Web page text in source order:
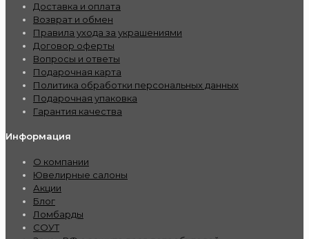
Доставка и оплата
Возврат и обмен
Правила ухода за украшениями
Договор оферты
Вопросы и ответы
Подарочная карта
Политика обработки персональных данных
Подарочная упаковка
Гарантия качества
Информация
О компании
Ювелирные салоны
Акции
Блог
Ломбарды
СОУТ